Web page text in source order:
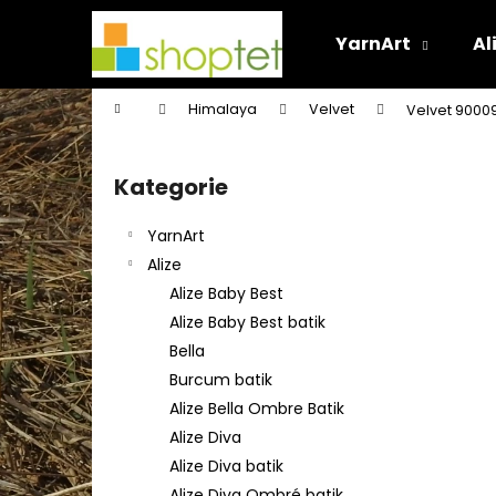
YarnArt
Domů Himalaya Velvet Velvet
P
o
s
t
r
a
n
n
í
p
a
n
Přeskočit
kategorie
Kategorie
YarnArt
Alize
Alize Baby Best
Alize Baby Best batik
Bella
Burcum batik
Alize Bella Ombre Batik
Alize Diva
Alize Diva batik
í
k
Zpět
do
obchodu
Zpět
do
obchodu